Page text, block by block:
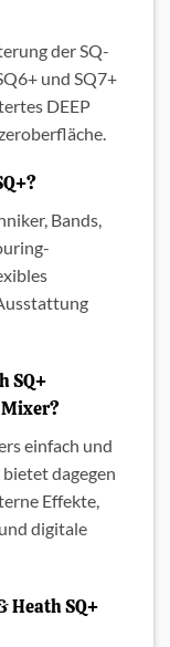
der SQ-
und SQ7+
DEEP
Bands,
SQ+
Mixer?
einfach und
dagegen
Effekte,
digitale
Heath SQ+